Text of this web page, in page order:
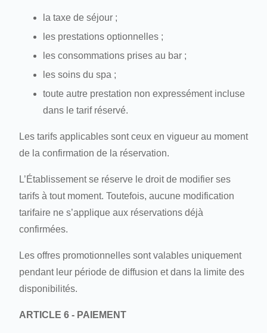
la taxe de séjour ;
les prestations optionnelles ;
les consommations prises au bar ;
les soins du spa ;
toute autre prestation non expressément incluse
dans le tarif réservé.
Les tarifs applicables sont ceux en vigueur au moment
de la confirmation de la réservation.
L’Établissement se réserve le droit de modifier ses
tarifs à tout moment. Toutefois, aucune modification
tarifaire ne s’applique aux réservations déjà
confirmées.
Les offres promotionnelles sont valables uniquement
pendant leur période de diffusion et dans la limite des
disponibilités.
ARTICLE 6 - PAIEMENT